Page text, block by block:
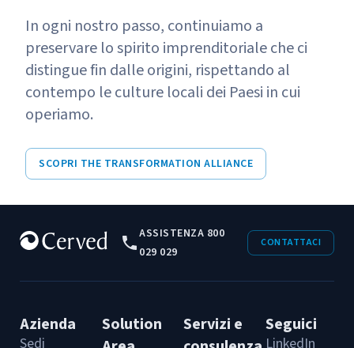
In ogni nostro passo, continuiamo a
preservare lo spirito imprenditoriale che ci
distingue fin dalle origini, rispettando al
contempo le culture locali dei Paesi in cui
operiamo.
SCOPRI THE TRANSFORMATION ALLIANCE
ASSISTENZA 800
029 029
CONTATTACI
Azienda
Sedi
Solution
Servizi e
Seguici
LinkedIn